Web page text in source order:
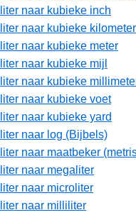
naar kubieke inch
naar kubieke kilometer
naar kubieke meter
naar kubieke mijl
naar kubieke
naar kubieke voet
naar kubieke yard
naar log (Bijbels)
naar maatbeker
naar megaliter
naar microliter
naar milliliter